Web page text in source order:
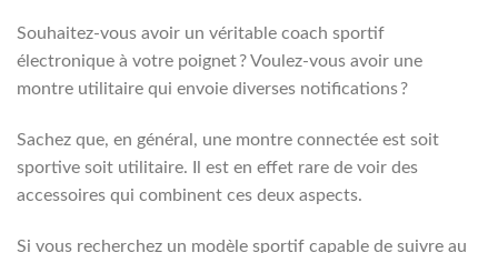
sur
page
du
Souhaitez-vous avoir un véritable coach sportif
électronique à votre poignet ? Voulez-vous avoir une
montre utilitaire qui envoie diverses notifications ?
Sachez que, en général, une montre connectée est soit
sportive soit utilitaire. Il est en effet rare de voir des
accessoires qui combinent ces deux aspects.
Si vous recherchez un modèle sportif capable de suivre au